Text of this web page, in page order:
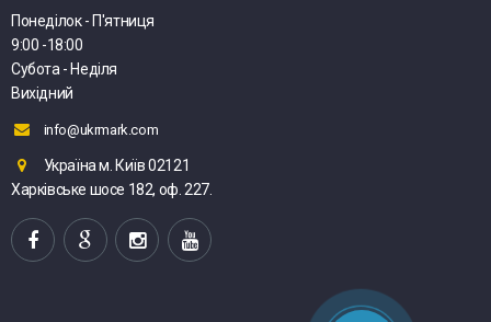
Понеділок - П'ятниця
9:00 -18:00
Субота - Неділя
Вихідний
info@ukrmark.com
Україна м. Київ 02121
Харківське шосе 182, оф. 227.